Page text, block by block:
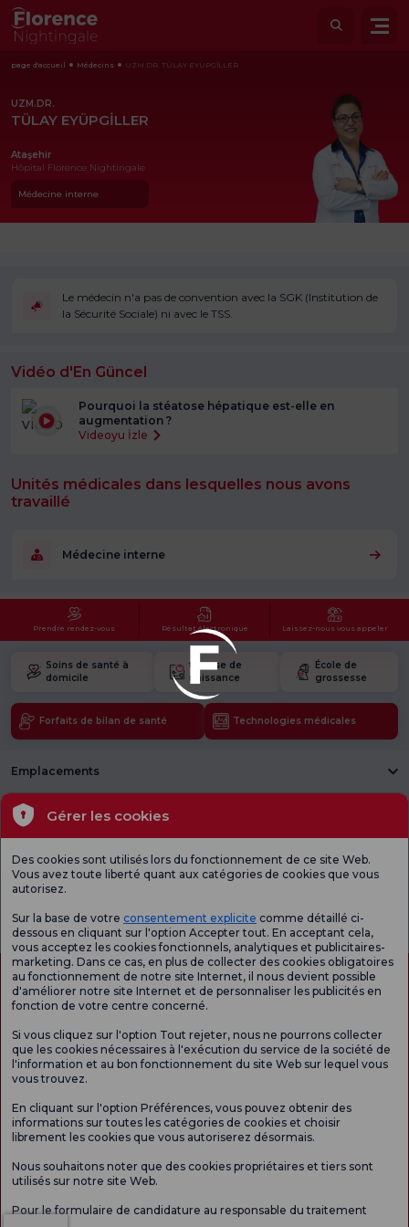
page d'accueil Médecins UZM.DR. TÜLAY EYÜPGİLLER
UZM.DR.
TÜLAY EYÜPGİLLER
Ataşehir
Hôpital Florence Nightingale
Médecine interne
Le médecin n'a pas de convention avec la SGK (Institution de
la Sécurité Sociale) ni avec le TSS.
Vidéo d'En Güncel
Pourquoi la stéatose hépatique est-elle en
augmentation ?
Videoyu İzle
Unités médicales dans lesquelles nous avons
travaillé
Médecine interne
Prendre rendez-vous Résultat électronique Laissez-nous vous appeler
Soins de santé à
domicile
trousse de
naissance
École de
grossesse
Forfaits de bilan de santé Technologies médicales
Emplacements
Santé actuelle
Unités médicales
générale de
satisfaction
questionnaire de
satisfaction.
satisfaction sur
les promotions
Le contenu de cette page est fourni à titre informatif uniquement. N'hésitez pas à
consulter votre médecin pour obtenir un diagnostic et un traitement.
09.08.2026
Gérer les cookies
Des cookies sont utilisés lors du fonctionnement de ce site Web.
Vous avez toute liberté quant aux catégories de cookies que vous
autorisez.
Sur la base de votre consentement explicite comme détaillé ci-
dessous en cliquant sur l'option Accepter tout. En acceptant cela,
vous acceptez les cookies fonctionnels, analytiques et publicitaires-
marketing. Dans ce cas, en plus de collecter des cookies obligatoires
au fonctionnement de notre site Internet, il nous devient possible
d'améliorer notre site Internet et de personnaliser les publicités en
fonction de votre centre concerné.
Si vous cliquez sur l'option Tout rejeter, nous ne pourrons collecter
que les cookies nécessaires à l'exécution du service de la société de
l'information et au bon fonctionnement du site Web sur lequel vous
vous trouvez.
En cliquant sur l'option Préférences, vous pouvez obtenir des
informations sur toutes les catégories de cookies et choisir
librement les cookies que vous autoriserez désormais.
Nous souhaitons noter que des cookies propriétaires et tiers sont
utilisés sur notre site Web.
Pour le formulaire de candidature au responsable du traitement